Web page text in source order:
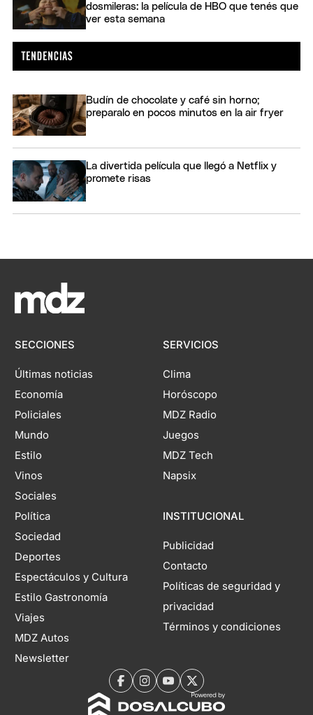
dosmileras: la película de HBO que tenés que
ver esta semana
Budín de chocolate y café sin horno;
preparalo en pocos minutos en la air fryer
La divertida película que llegó a Netflix y
promete risas
SECCIONES
Últimas noticias
Economía
Policiales
Mundo
Estilo
Vinos
Sociales
Política
Sociedad
Deportes
Espectáculos y Cultura
Estilo Gastronomía
Viajes
MDZ Autos
Newsletter
SERVICIOS
Clima
Horóscopo
MDZ Radio
Juegos
MDZ Tech
Napsix
INSTITUCIONAL
Publicidad
Contacto
Políticas de seguridad y
privacidad
Términos y condiciones